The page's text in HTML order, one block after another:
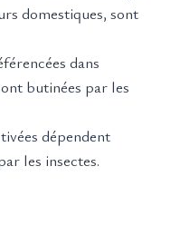
domestiques, sont
dans
butinées par les
dépendent
les insectes.